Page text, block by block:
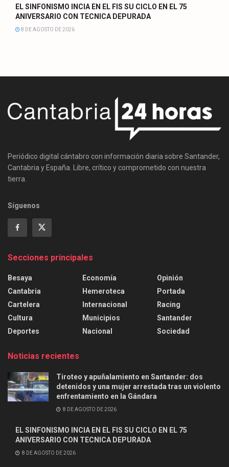
EL SINFONISMO INCIA EN EL FIS SU CICLO EN EL 75
ANIVERSARIO CON TECNICA DEPURADA
8 DE AGOSTO DE 2026
Periódico digital cántabro con información diaria sobre Santander,
Cantabria y España. Libre, crítico y comprometido con nuestra
tierra.
Síguenos
Secciones principales
Besaya
Cantabria
Cartelera
Cultura
Deportes
Economía
Hemeroteca
Internacional
Municipios
Nacional
Opinión
Portada
Racing
Santander
Sociedad
Noticias recientes
Tiroteo y apuñalamiento en Santander: dos
detenidos y una mujer arrestada tras un violento
enfrentamiento en la Gándara
8 DE AGOSTO DE 2026
EL SINFONISMO INCIA EN EL FIS SU CICLO EN EL 75
ANIVERSARIO CON TECNICA DEPURADA
8 DE AGOSTO DE 2026